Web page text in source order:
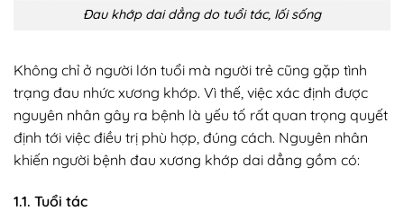
Đau khớp dai dẳng do tuổi tác, lối sống
Không chỉ ở người lớn tuổi mà người trẻ cũng gặp tình
trạng đau nhức xương khớp. Vì thế, việc xác định được
nguyên nhân gây ra bệnh là yếu tố rất quan trọng quyết
định tới việc điều trị phù hợp, đúng cách. Nguyên nhân
khiến người bệnh đau xương khớp dai dẳng gồm có:
1.1. Tuổi tác